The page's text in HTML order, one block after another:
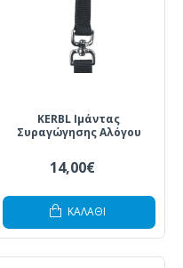
KERBL Ιμάντας
Συραγώγησης Αλόγου
14,00€
ΚΑΛΆΘΙ